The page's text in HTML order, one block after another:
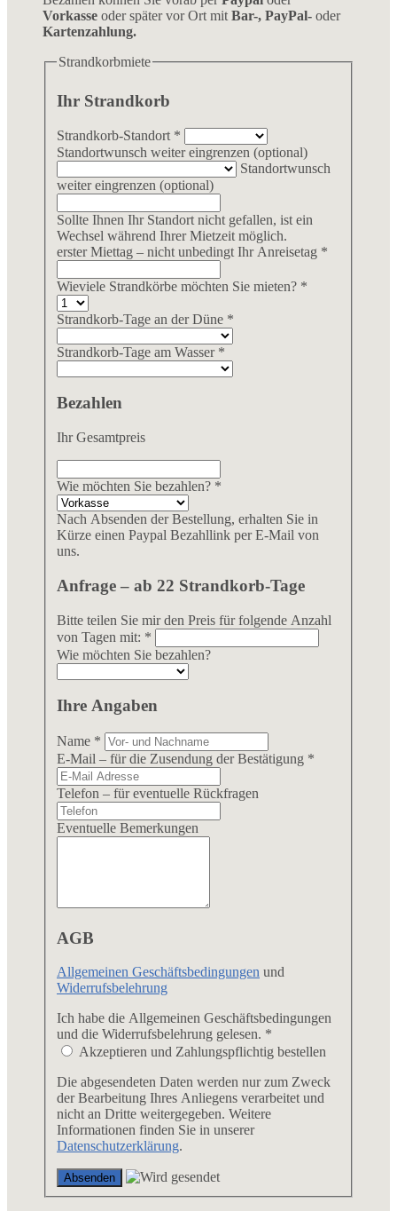
Vorkasse oder später vor Ort mit Bar-, PayPal- oder
Kartenzahlung.
Strandkorbmiete
Ihr Strandkorb
Strandkorb-Standort *
Standortwunsch weiter eingrenzen (optional)
Standortwunsch
weiter eingrenzen (optional)
Sollte Ihnen Ihr Standort nicht gefallen, ist ein
Wechsel während Ihrer Mietzeit möglich.
erster Miettag – nicht unbedingt Ihr Anreisetag *
Wieviele Strandkörbe möchten Sie mieten? *
Strandkorb-Tage an der Düne *
Strandkorb-Tage am Wasser *
Bezahlen
Ihr Gesamtpreis
Wie möchten Sie bezahlen? *
Nach Absenden der Bestellung, erhalten Sie in
Kürze einen Paypal Bezahllink per E-Mail von
uns.
Anfrage – ab 22 Strandkorb-Tage
Bitte teilen Sie mir den Preis für folgende Anzahl
von Tagen mit: *
Wie möchten Sie bezahlen?
Ihre Angaben
Name *
E-Mail – für die Zusendung der Bestätigung *
Telefon – für eventuelle Rückfragen
Eventuelle Bemerkungen
AGB
Allgemeinen Geschäftsbedingungen und
Widerrufsbelehrung
Ich habe die Allgemeinen Geschäftsbedingungen
und die Widerrufsbelehrung gelesen. *
Akzeptieren und Zahlungspflichtig bestellen
Die abgesendeten Daten werden nur zum Zweck
der Bearbeitung Ihres Anliegens verarbeitet und
nicht an Dritte weitergegeben. Weitere
Informationen finden Sie in unserer
Datenschutzerklärung.